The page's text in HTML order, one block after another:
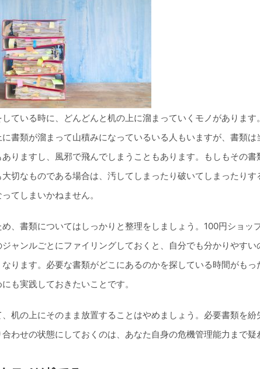
ている時に、どんどんと机の上に溜まっていくモノがあります
書類が溜まって山積みになっているいる人もいますが、書類
ありますし、風邪で飛んでしまうこともあります。もしもその
大切なものである場合は、汚してしまったり破いてしまったり
てしまいかねません。
め、書類についてはしっかりと整理をしましょう。100円ショッ
ャンルごとにファイリングしておくと、自分でも分かりやす
なります。必要な書類がどこにあるのかを探している時間がも
も実践しておきたいことです。
、机の上にそのまま放置することはやめましょう。必要書類を
合わせの状態にしておくのは、あなた自身の危機管理能力まで疑